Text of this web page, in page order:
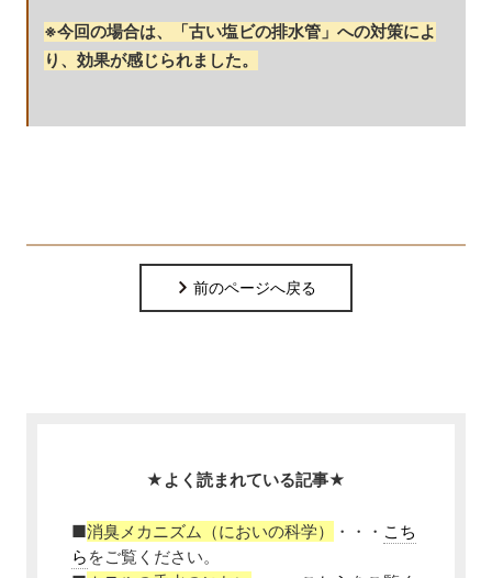
※今回の場合は、「古い塩ビの排水管」への対策によ
り、効果が感じられました。
前のページへ戻る
★よく読まれている記事★
■消臭メカニズム（においの科学） ・・・ こち
ら をご覧ください。